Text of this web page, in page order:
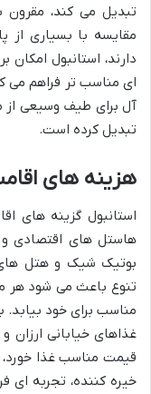
تبدیل می کند،
مقایسه با بسیاری از
دارند، استانبول امکان
ای مناسب تر فراهم می
آل برای طیف وسیعی از
تبدیل کرده است.
هزینه های
استانبول گزینه های
هاستل های اقتصادی
بوتیک شیک و هتل
تنوع باعث می شود هر
مناسب برای خود بیابد.
غذاهای خیابانی ارزان
قیمت مناسب غذا
خیره کننده، تجربه ای